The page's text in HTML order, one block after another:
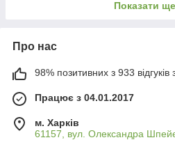
Показати ще
Про нас
98% позитивних з 933 відгуків
Працює з 04.01.2017
м. Харків
61157, вул. Олександра